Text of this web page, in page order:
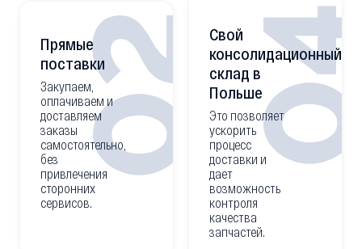
02
Прямые
поставки
Закупаем,
оплачиваем и
доставляем
заказы
самостоятельно,
без
привлечения
сторонних
сервисов.
Свой
консолидационный
склад в
Польше
Это позволяет
ускорить
процесс
доставки и
дает
возможность
контроля
качества
запчастей.